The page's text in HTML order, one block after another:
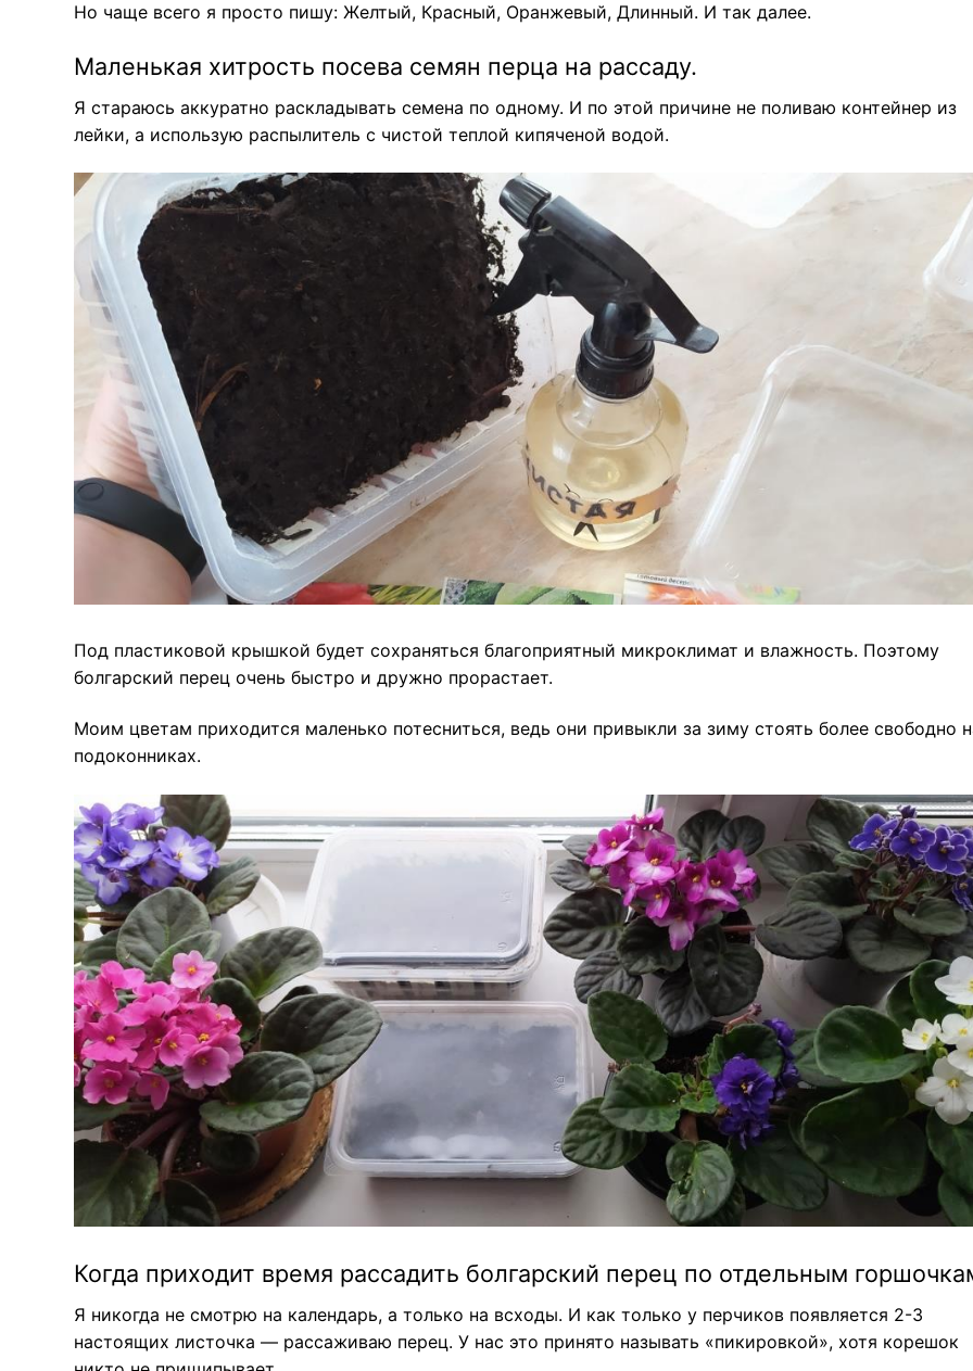
Но чаще всего я просто пишу: Желтый, Красный, Оранжевый, Длинный. И так далее.
Маленькая хитрость посева семян перца на рассаду.
Я стараюсь аккуратно раскладывать семена по одному. И по этой причине не поливаю контейнер из
лейки, а использую распылитель с чистой теплой кипяченой водой.
Под пластиковой крышкой будет сохраняться благоприятный микроклимат и влажность. Поэтому
болгарский перец очень быстро и дружно прорастает.
Моим цветам приходится маленько потесниться, ведь они привыкли за зиму стоять более свободно
подоконниках.
Когда приходит время рассадить болгарский перец по отдельным
Я никогда не смотрю на календарь, а только на всходы. И как только у перчиков появляется 2-3
настоящих листочка — рассаживаю перец. У нас это принято называть «пикировкой», хотя корешок